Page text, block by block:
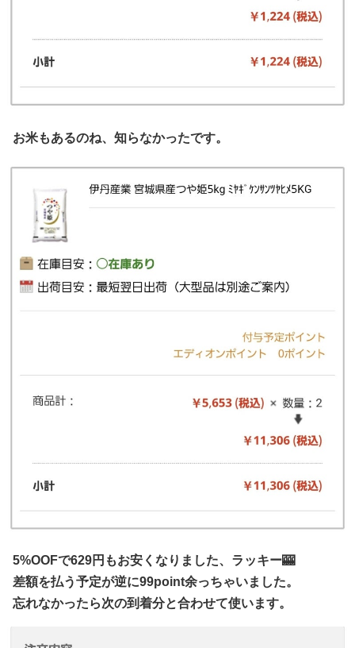
お米もあるのね、知らなかったです。
5%OOFで629円もお安くなりました、ラッキー🎰
差額を払う予定が逆に99point余っちゃいました。
忘れなかったら次の到着分と合わせて使います。